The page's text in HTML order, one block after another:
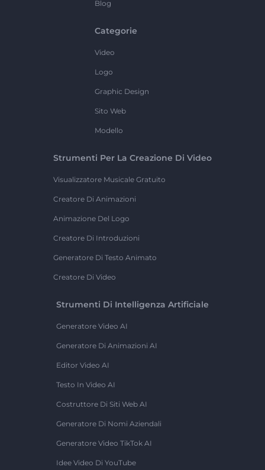
Blog
Categorie
Video
Logo
Graphic Design
Sito Web
Modello
Strumenti Per La Creazione Di Video
Visualizzatore Musicale Gratuito
Creatore Di Animazioni
Animazione Del Logo
Creatore Di Introduzioni
Generatore Di Testo Animato
Creatore Di Video
Strumenti Di Intelligenza Artificiale
Generatore Video AI
Generatore Di Animazioni AI
Editor Video AI
Testo In Video AI
Costruttore Di Siti Web AI
Generatore Di Nomi Aziendali
Generatore Video TikTok AI
Idee Video Di YouTube